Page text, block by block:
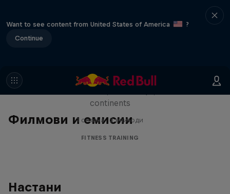
Want to see content from United States of America
?
Continue
Филмови и емисии
Race
continents
1 сезона · 3 епизоди
FITNESS TRAINING
Настани